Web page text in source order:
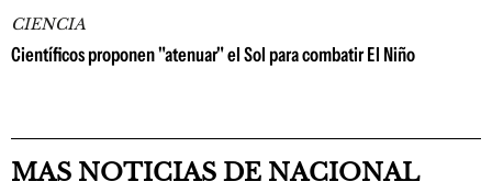
CIENCIA
Científicos proponen "atenuar" el Sol para combatir El Niño
MAS NOTICIAS DE NACIONAL